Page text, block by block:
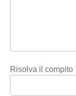
Risolva il compito